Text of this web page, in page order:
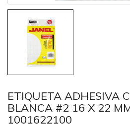
ETIQUETA ADHESIVA
BLANCA #2 16 X 22
1001622100